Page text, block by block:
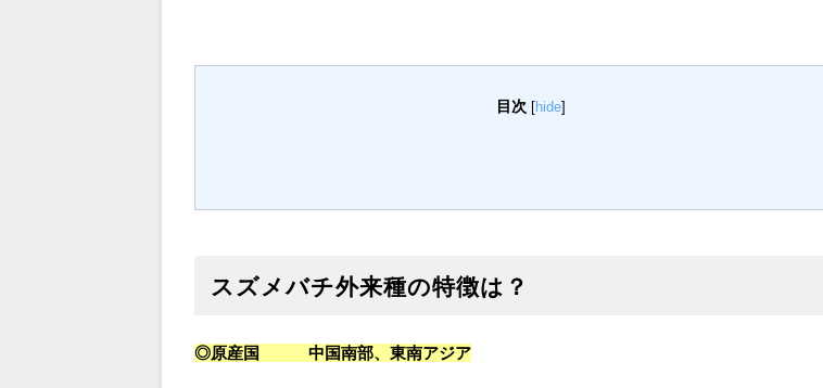
目次 [hide]
スズメバチ外来種の特徴は？
◎原産国 中国南部、東南アジア